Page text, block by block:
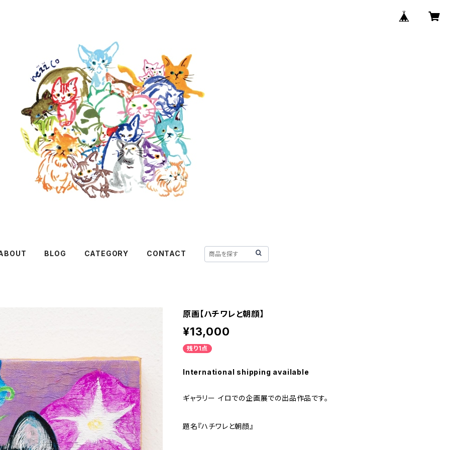
BLOG CATEGORY CONTACT
原画【ハチワレと朝顔】
¥13,000
残り1点
International shipping available
ギャラリー イロでの企画展での出品作品です。
題名『ハチワレと朝顔』